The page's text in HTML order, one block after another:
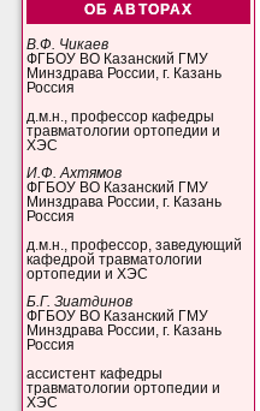
ОБ АВТОРАХ
В.Ф. Чикаев
ФГБОУ ВО Казанский ГМУ
Минздрава России, г. Казань
Россия
д.м.н., профессор кафедры
травматологии ортопедии и
ХЭС
И.Ф. Ахтямов
ФГБОУ ВО Казанский ГМУ
Минздрава России, г. Казань
Россия
д.м.н., профессор, заведующий
кафедрой травматологии
ортопедии и ХЭС
Б.Г. Зиатдинов
ФГБОУ ВО Казанский ГМУ
Минздрава России, г. Казань
Россия
ассистент кафедры
травматологии ортопедии и
ХЭС